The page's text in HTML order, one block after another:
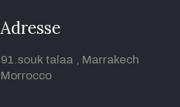
Adresse
91.souk talaa , Marrakech
Morrocco